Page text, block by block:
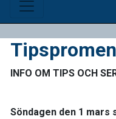
INFO OM TIPS OCH
Söndagen den 1